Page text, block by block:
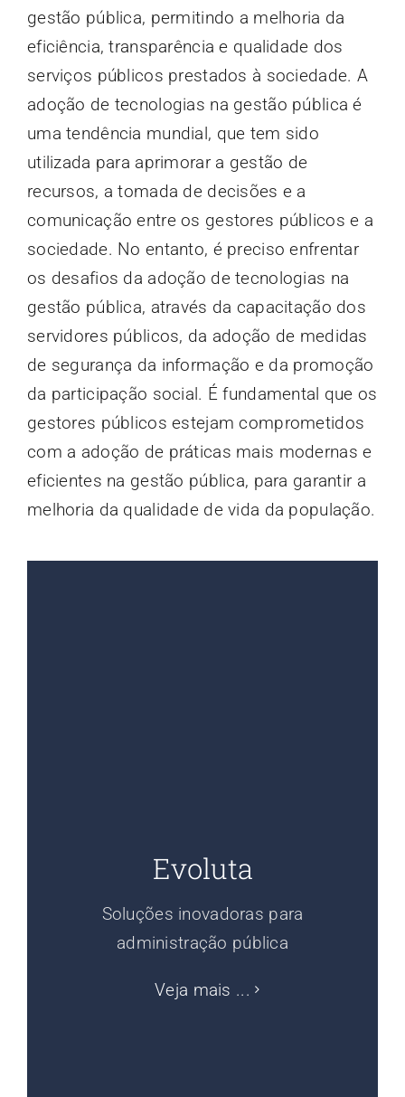
gestão pública, permitindo a melhoria da
eficiência, transparência e qualidade dos
serviços públicos prestados à sociedade. A
adoção de tecnologias na gestão pública é
uma tendência mundial, que tem sido
utilizada para aprimorar a gestão de
recursos, a tomada de decisões e a
comunicação entre os gestores públicos e a
sociedade. No entanto, é preciso enfrentar
os desafios da adoção de tecnologias na
gestão pública, através da capacitação dos
servidores públicos, da adoção de medidas
de segurança da informação e da promoção
da participação social. É fundamental que os
gestores públicos estejam comprometidos
com a adoção de práticas mais modernas e
eficientes na gestão pública, para garantir a
melhoria da qualidade de vida da população.
Evoluta
Soluções inovadoras para
administração pública
Veja mais ...